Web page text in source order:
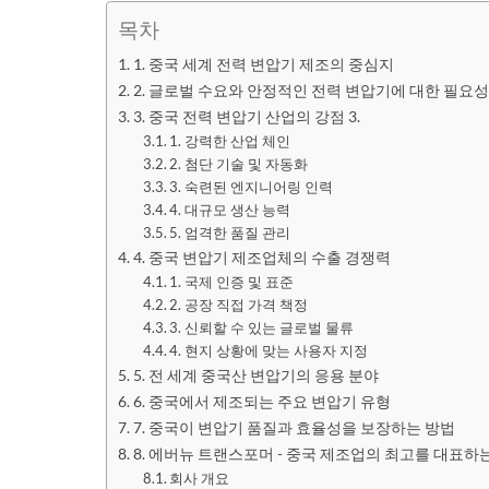
목차
1. 중국 세계 전력 변압기 제조의 중심지
2. 글로벌 수요와 안정적인 전력 변압기에 대한 필요성
3. 중국 전력 변압기 산업의 강점 3.
1. 강력한 산업 체인
2. 첨단 기술 및 자동화
3. 숙련된 엔지니어링 인력
4. 대규모 생산 능력
5. 엄격한 품질 관리
4. 중국 변압기 제조업체의 수출 경쟁력
1. 국제 인증 및 표준
2. 공장 직접 가격 책정
3. 신뢰할 수 있는 글로벌 물류
4. 현지 상황에 맞는 사용자 지정
5. 전 세계 중국산 변압기의 응용 분야
6. 중국에서 제조되는 주요 변압기 유형
7. 중국이 변압기 품질과 효율성을 보장하는 방법
8. 에버뉴 트랜스포머 - 중국 제조업의 최고를 대표하
회사 개요